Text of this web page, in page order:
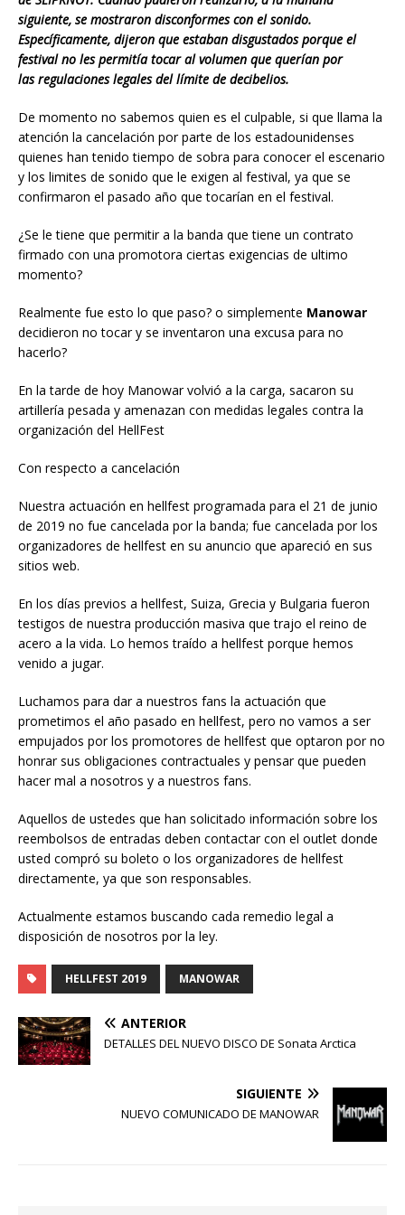
siguiente, se mostraron disconformes con el sonido.
Específicamente, dijeron que estaban disgustados porque el
festival no les permitía tocar al volumen que querían por
las regulaciones legales del límite de decibelios.
De momento no sabemos quien es el culpable, si que llama la
atención la cancelación por parte de los estadounidenses
quienes han tenido tiempo de sobra para conocer el escenario
y los limites de sonido que le exigen al festival, ya que se
confirmaron el pasado año que tocarían en el festival.
¿Se le tiene que permitir a la banda que tiene un contrato
firmado con una promotora ciertas exigencias de ultimo
momento?
Realmente fue esto lo que paso? o simplemente Manowar
decidieron no tocar y se inventaron una excusa para no
hacerlo?
En la tarde de hoy Manowar volvió a la carga, sacaron su
artillería pesada y amenazan con medidas legales contra la
organización del HellFest
Con respecto a cancelación
Nuestra actuación en hellfest programada para el 21 de junio
de 2019 no fue cancelada por la banda; fue cancelada por los
organizadores de hellfest en su anuncio que apareció en sus
sitios web.
En los días previos a hellfest, Suiza, Grecia y Bulgaria fueron
testigos de nuestra producción masiva que trajo el reino de
acero a la vida. Lo hemos traído a hellfest porque hemos
venido a jugar.
Luchamos para dar a nuestros fans la actuación que
prometimos el año pasado en hellfest, pero no vamos a ser
empujados por los promotores de hellfest que optaron por no
honrar sus obligaciones contractuales y pensar que pueden
hacer mal a nosotros y a nuestros fans.
Aquellos de ustedes que han solicitado información sobre los
reembolsos de entradas deben contactar con el outlet donde
usted compró su boleto o los organizadores de hellfest
directamente, ya que son responsables.
Actualmente estamos buscando cada remedio legal a
disposición de nosotros por la ley.
HELLFEST 2019 MANOWAR
ANTERIOR
DETALLES DEL NUEVO DISCO DE Sonata Arctica
SIGUIENTE
NUEVO COMUNICADO DE MANOWAR